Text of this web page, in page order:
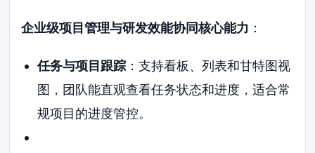
企业级项目管理与研发效能协同核心能力 ：
任务与项目跟踪：支持看板、列表和甘特图视
图，团队能直观查看任务状态和进度，适合常
规项目的进度管控。